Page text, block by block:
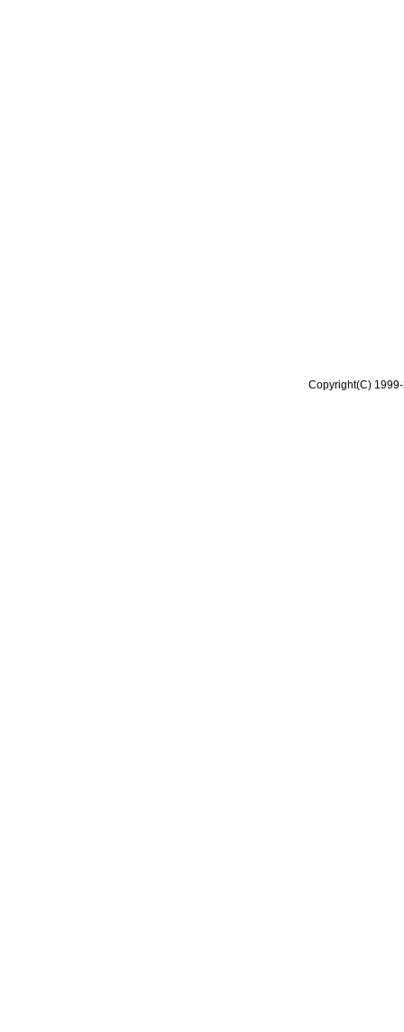
Copyright(C)